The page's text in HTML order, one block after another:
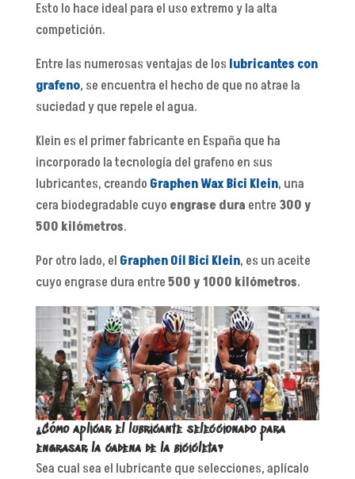
Esto lo hace ideal para el uso extremo y la alta
competición.
Entre las numerosas ventajas de los lubricantes con
grafeno, se encuentra el hecho de que no atrae la
suciedad y que repele el agua.
Klein es el primer fabricante en España que ha
incorporado la tecnología del grafeno en sus
lubricantes, creando Graphen Wax Bici Klein, una
cera biodegradable cuyo engrase dura entre 300 y
500 kilómetros.
Por otro lado, el Graphen Oil Bici Klein, es un aceite
cuyo engrase dura entre500 y 1000 kilómetros.
¿Cómo aplicar el lubricante seleccionado para
engrasar la cadena de la bicicleta?
Sea cual sea el lubricante que selecciones, aplícalo